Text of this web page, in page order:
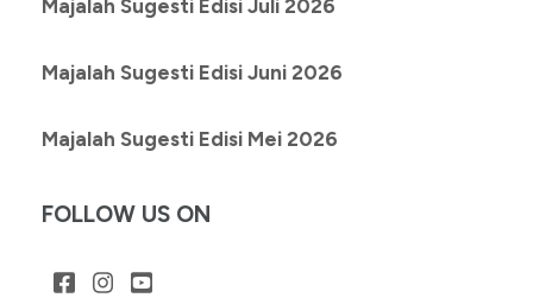
Majalah Sugesti Edisi Juli 2026
Majalah Sugesti Edisi Juni 2026
Majalah Sugesti Edisi Mei 2026
FOLLOW US ON